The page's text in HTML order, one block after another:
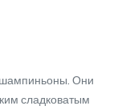
Они
сладковатым